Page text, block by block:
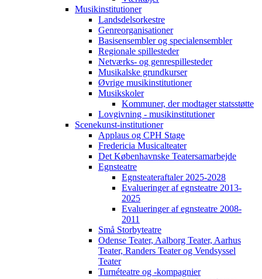
Musikinstitutioner
Landsdelsorkestre
Genreorganisationer
Basisensembler og specialensembler
Regionale spillesteder
Netværks- og genrespillesteder
Musikalske grundkurser
Øvrige musikinstitutioner
Musikskoler
Kommuner, der modtager statsstøtte
Lovgivning - musikinstitutioner
Scenekunst-institutioner
Applaus og CPH Stage
Fredericia Musicalteater
Det Københavnske Teatersamarbejde
Egnsteatre
Egnsteateraftaler 2025-2028
Evalueringer af egnsteatre 2013-
2025
Evalueringer af egnsteatre 2008-
2011
Små Storbyteatre
Odense Teater, Aalborg Teater, Aarhus
Teater, Randers Teater og Vendsyssel
Teater
Turnéteatre og -kompagnier